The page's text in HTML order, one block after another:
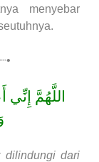
menyebar
اللَّهُمَّ
dilindungi dari